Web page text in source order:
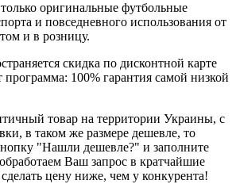
оригинальные футбольные
и повседневного использования от
и в розницу.
скидка по дисконтной карте
программа: 100% гарантия самой низкой
товар на территории Украины, с
в таком же размере дешевле, то
"Нашли дешевле?" и заполните
Ваш запрос в кратчайшие
цену ниже, чем у конкурента!